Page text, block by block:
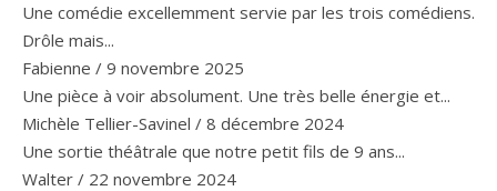
Une comédie excellemment servie par les trois comédiens.
Drôle mais...
Fabienne / 9 novembre 2025
Une pièce à voir absolument. Une très belle énergie et...
Michèle Tellier-Savinel / 8 décembre 2024
Une sortie théâtrale que notre petit fils de 9 ans...
Walter / 22 novembre 2024